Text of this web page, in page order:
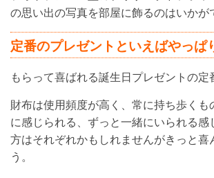
の思い出の写真を部屋に飾るのはいかが
定番のプレゼントといえばやっぱ
もらって喜ばれる誕生日プレゼントの定
財布は使用頻度が高く、常に持ち歩くも
に感じられる、ずっと一緒にいられる感
方はそれぞれかもしれませんがきっと喜
う。